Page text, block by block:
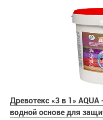
Древотекс «3 в 1»
водной основе для